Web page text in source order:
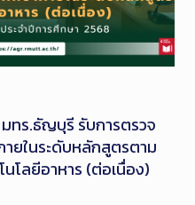
ทร.ธัญบุรี รับการตรวจ
ยในระดับหลักสูตรตาม
โลยีอาหาร (ต่อเนื่อง)